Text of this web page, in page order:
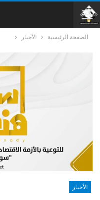
الصفحة الرئيسية الأخبار
الأخبار